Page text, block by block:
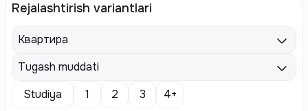
Rejalashtirish variantlari
Квартира
Tugash muddati
Studiya
1 2 3 4+